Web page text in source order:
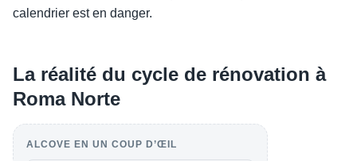
calendrier est en danger.
La réalité du cycle de rénovation à
Roma Norte
ALCOVE EN UN COUP D’ŒIL